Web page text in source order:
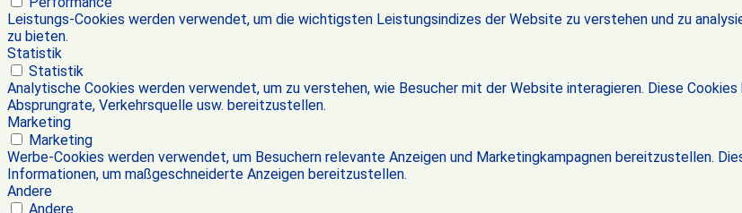
Leistungs-Cookies werden verwendet, um die wichtigsten Leistungsindizes der Website zu verstehen und zu
zu bieten.
Statistik
Statistik
Analytische Cookies werden verwendet, um zu verstehen, wie Besucher mit der Website interagieren. Diese
Absprungrate, Verkehrsquelle usw. bereitzustellen.
Marketing
Marketing
Werbe-Cookies werden verwendet, um Besuchern relevante Anzeigen und Marketingkampagnen bereitzustellen.
Informationen, um maßgeschneiderte Anzeigen bereitzustellen.
Andere
Andere